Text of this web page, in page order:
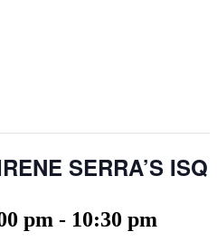
SERRA’S ISQ
pm - 10:30 pm